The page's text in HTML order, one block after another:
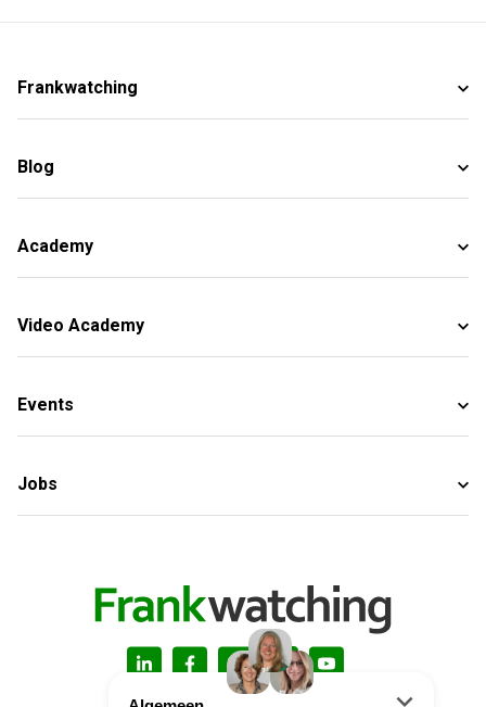
Frankwatching
Blog
Academy
Video Academy
Events
Jobs